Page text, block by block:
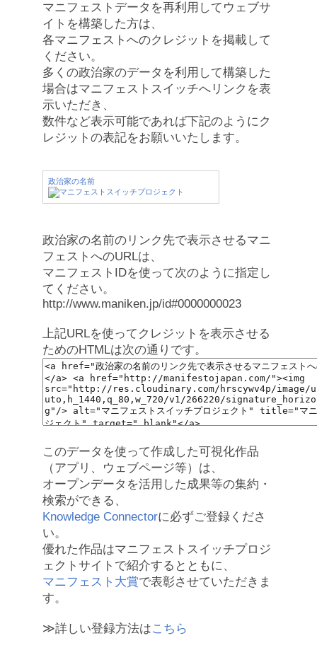
マニフェストデータを再利用してウェブサ
イトを構築した方は、
各マニフェストへのクレジットを掲載して
ください。
多くの政治家のデータを利用して構築した
場合はマニフェストスイッチへリンクを表
示いただき、
数件など表示可能であれば下記のようにク
レジットの表記をお願いいたします。
政治家の名前
政治家の名前のリンク先で表示させるマニ
フェストへのURLは、
マニフェストIDを使って次のように指定し
てください。
http://www.maniken.jp/id#0000000023
上記URLを使ってクレジットを表示させる
ためのHTMLは次の通りです。
このデータを使って作成した可視化作品
（アプリ、ウェブページ等）は、
オープンデータを活用した成果等の集約・
検索ができる、
Knowledge Connectorに必ずご登録くださ
い。
優れた作品はマニフェストスイッチプロジ
ェクトサイトで紹介するとともに、
マニフェスト大賞で表彰させていただきま
す。
≫詳しい登録方法はこちら